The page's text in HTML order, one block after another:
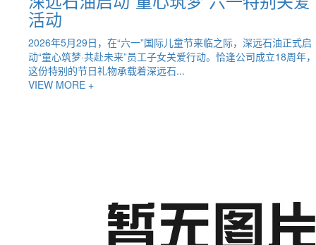
活动​
2026年5月29日，在“六一”国际儿童节来临之际，深远石油正式启
动“童心筑梦·共赴未来”员工子女关爱行动。恰逢公司成立18周年，
这份特别的节日礼物承载着深远石...
VIEW MORE +